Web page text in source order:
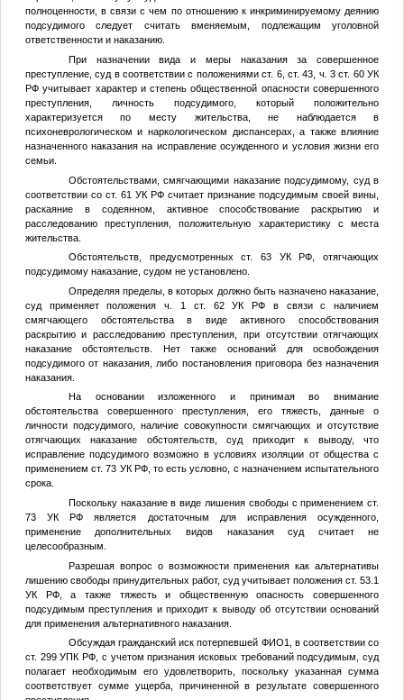
полноценности, в связи с чем по отношению к инкриминируемому деянию
подсудимого следует считать вменяемым, подлежащим уголовной
ответственности и наказанию.
При назначении вида и меры наказания за совершенное
преступление, суд в соответствии с положениями ст. 6, ст. 43, ч. 3 ст. 60 УК
РФ учитывает характер и степень общественной опасности совершенного
преступления, личность подсудимого, который положительно
характеризуется по месту жительства, не наблюдается в
психоневрологическом и наркологическом диспансерах, а также влияние
назначенного наказания на исправление осужденного и условия жизни его
семьи.
Обстоятельствами, смягчающими наказание подсудимому, суд в
соответствии со ст. 61 УК РФ считает признание подсудимым своей вины,
раскаяние в содеянном, активное способствование раскрытию и
расследованию преступления, положительную характеристику с места
жительства.
Обстоятельств, предусмотренных ст. 63 УК РФ, отягчающих
подсудимому наказание, судом не установлено.
Определяя пределы, в которых должно быть назначено наказание,
суд применяет положения ч. 1 ст. 62 УК РФ в связи с наличием
смягчающего обстоятельства в виде активного способствования
раскрытию и расследованию преступления, при отсутствии отягчающих
наказание обстоятельств. Нет также оснований для освобождения
подсудимого от наказания, либо постановления приговора без назначения
наказания.
На основании изложенного и принимая во внимание
обстоятельства совершенного преступления, его тяжесть, данные о
личности подсудимого, наличие совокупности смягчающих и отсутствие
отягчающих наказание обстоятельств, суд приходит к выводу, что
исправление подсудимого возможно в условиях изоляции от общества с
применением ст. 73 УК РФ, то есть условно, с назначением испытательного
срока.
Поскольку наказание в виде лишения свободы с применением ст.
73 УК РФ является достаточным для исправления осужденного,
применение дополнительных видов наказания суд считает не
целесообразным.
Разрешая вопрос о возможности применения как альтернативы
лишению свободы принудительных работ, суд учитывает положения ст. 53.1
УК РФ, а также тяжесть и общественную опасность совершенного
подсудимым преступления и приходит к выводу об отсутствии оснований
для применения альтернативного наказания.
Обсуждая гражданский иск потерпевшей ФИО1
, в соответствии со
ст. 299 УПК РФ, с учетом признания исковых требований подсудимым, суд
полагает необходимым его удовлетворить, поскольку указанная сумма
соответствует сумме ущерба, причиненной в результате совершенного